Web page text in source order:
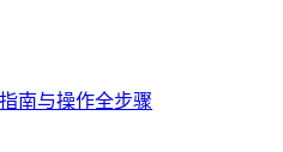
南与操作全步骤